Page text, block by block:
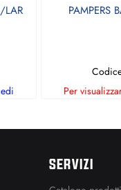
LAR PAMPERS
Per
SERVIZI